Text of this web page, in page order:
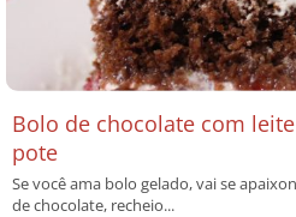
Bolo de chocolate com
pote
Se você ama bolo gelado, vai se
de chocolate, recheio...